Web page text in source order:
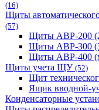
(16)
Щиты
(57)
Щиты АВР-200
Щиты АВР-300
Щиты АВР-400
Щиты учета ЩУ (52)
Щит
Ящик вводной-
Конденсаторные